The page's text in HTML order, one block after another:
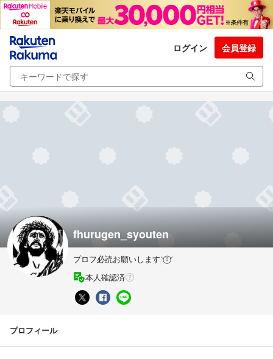
ログイン 会員登録
fhurugen_syouten
プロフ必読お願いします⸌⍤⃝⸍
本人確認済
プロフィール